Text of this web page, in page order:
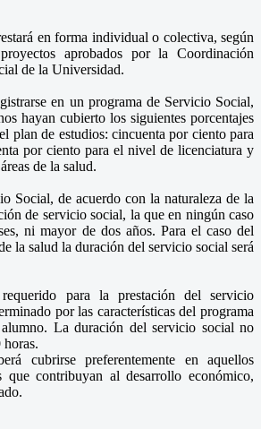
en forma individual o colectiva, según
aprobados por la Coordinación
de la Universidad.
en un programa de Servicio Social,
hayan cubierto los siguientes porcentajes
plan de estudios: cincuenta por ciento para
por ciento para el nivel de licenciatura y
de la salud.
Social, de acuerdo con la naturaleza de la
de servicio social, la que en ningún caso
ni mayor de dos años. Para el caso del
la salud la duración del servicio social será
para la prestación del servicio
por las características del programa
La duración del servicio social no
horas.
cubrirse preferentemente en aquellos
que contribuyan al desarrollo económico,